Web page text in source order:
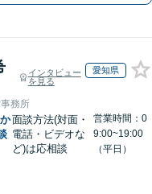
インタビュー
を見る
愛知県
務所
か面談方法(対面・
電話・ビデオな
ど)は応相談
営業時間：0
9:00~19:00
（平日）